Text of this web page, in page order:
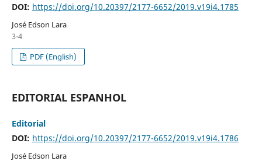
DOI: https://doi.org/10.20397/2177-6652/2019.v19i4.1785
José Edson Lara
3-4
PDF (English)
EDITORIAL ESPANHOL
Editorial
DOI: https://doi.org/10.20397/2177-6652/2019.v19i4.1786
José Edson Lara